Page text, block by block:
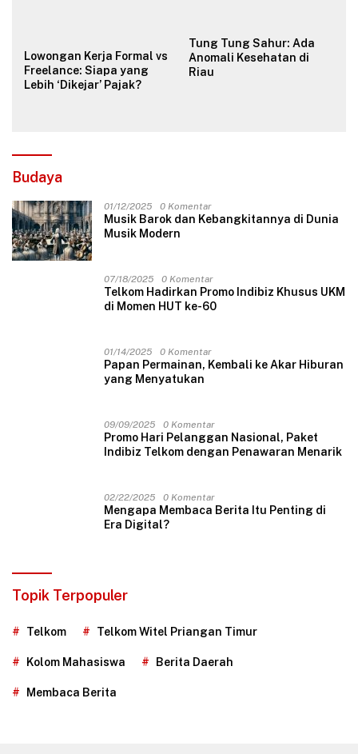
Lowongan Kerja Formal vs
Freelance: Siapa yang
Lebih ‘Dikejar’ Pajak?
Tung Tung Sahur: Ada
Anomali Kesehatan di
Riau
Budaya
01/12/2025 0 Komentar
Musik Barok dan Kebangkitannya di Dunia
Musik Modern
07/18/2025 0 Komentar
Telkom Hadirkan Promo Indibiz Khusus UKM
di Momen HUT ke-60
01/14/2025 0 Komentar
Papan Permainan, Kembali ke Akar Hiburan
yang Menyatukan
09/09/2025 0 Komentar
Promo Hari Pelanggan Nasional, Paket
Indibiz Telkom dengan Penawaran Menarik
02/22/2025 0 Komentar
Mengapa Membaca Berita Itu Penting di
Era Digital?
Topik Terpopuler
Telkom Telkom Witel Priangan Timur
Kolom Mahasiswa Berita Daerah
Membaca Berita